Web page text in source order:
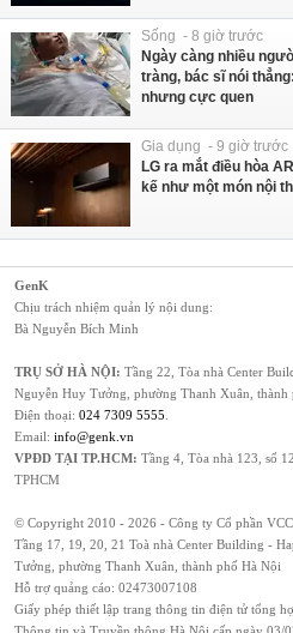
Sống - 8 giờ trước
Ngày càng nhiều
tràng, bác sĩ nói
nhưng cực quen
Gia dụng - 9 giờ trước
LG ra mắt điều hòa
kế như một món nội
GenK
Chịu trách nhiệm quản lý nội dung:
Bà Nguyễn Bích Minh
TRỤ SỞ HÀ NỘI: Tầng 22, Tòa nhà Center
Nguyễn Huy Tưởng, phường Thanh Xuân, thành
Điện thoại: 024 7309 5555
Email: info@genk.vn
VPĐD TẠI TP.HCM: Tầng 4, Tòa nhà 123, số
TPHCM
© Copyright 2010 - 2026 - Công ty Cổ phần
Tầng 17, 19, 20, 21 Toà nhà Center Building -
Tưởng, phường Thanh Xuân, thành phố Hà Nội
Hỗ trợ quảng cáo: 02473007108
Giấy phép thiết lập trang thông tin điện tử tổng